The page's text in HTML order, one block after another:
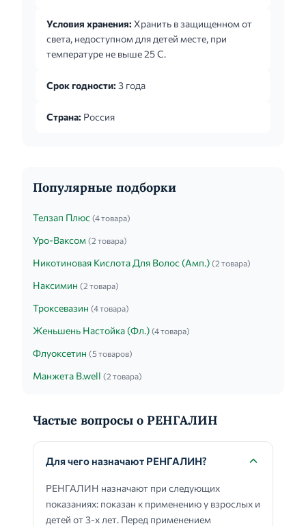
Длительность терапии зависит от тяжести
заболевания и определяется лечащим врачом.
Условия хранения: Хранить в защищенном от
света, недоступном для детей месте, при
температуре не выше 25 С.
Срок годности: 3 года
Страна: Россия
Популярные подборки
Телзап Плюс (4 товара)
Уро-Ваксом (2 товара)
Никотиновая Кислота Для Волос (Амп.) (2 товара)
Наксимин (2 товара)
Троксевазин (4 товара)
Женьшень Настойка (Фл.) (4 товара)
Флуоксетин (5 товаров)
Манжета B.well (2 товара)
Частые вопросы о РЕНГАЛИН
Для чего назначают РЕНГАЛИН?
РЕНГАЛИН назначают при следующих
показаниях: показан к применению у взрослых и
детей от 3-х лет. Перед применением